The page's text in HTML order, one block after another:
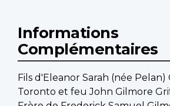
Informations
Complémentaires
Fils d'Eleanor Sarah (née Pelan)
Toronto et feu John Gilmore